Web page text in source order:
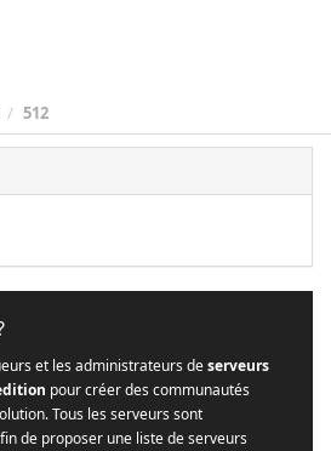
512
et les administrateurs deserveurs
pour créer des communautés
Tous les serveurs sont
de proposer une liste de serveurs